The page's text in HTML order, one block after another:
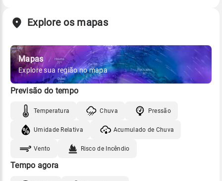
Explore os mapas
Mapas
Explore sua região no mapa
Previsão do tempo
Temperatura Chuva Pressão
Umidade Relativa Acumulado de Chuva
Vento Risco de Incêndio
Tempo agora